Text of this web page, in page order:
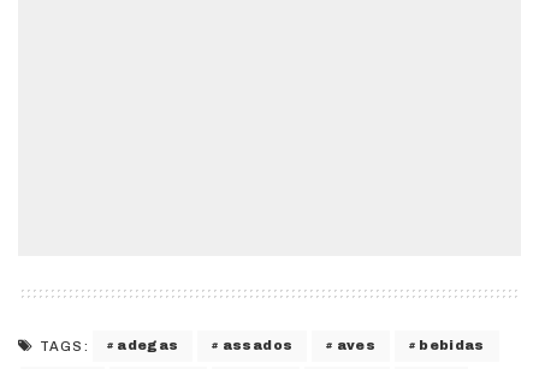
TAGS: adegas assados aves bebidas